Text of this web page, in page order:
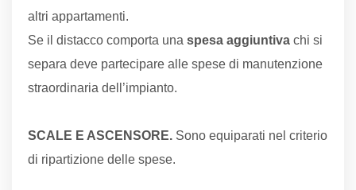
altri appartamenti.
Se il distacco comporta una spesa aggiuntiva chi si
separa deve partecipare alle spese di manutenzione
straordinaria dell’impianto.
SCALE E ASCENSORE. Sono equiparati nel criterio
di ripartizione delle spese.